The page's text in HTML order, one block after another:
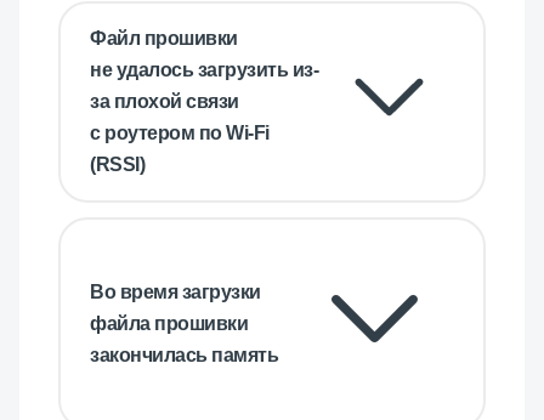
Файл прошивки
не удалось загрузить из-
за плохой связи
с роутером по Wi-Fi
(RSSI)
Во время загрузки
файла прошивки
закончилась память